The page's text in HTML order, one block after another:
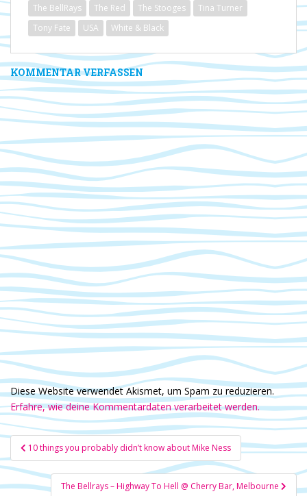
The BellRays
The Red The Stooges
Tina Turner
Tony Fate
USA White & Black
KOMMENTAR VERFASSEN
Diese Website verwendet Akismet, um Spam zu reduzieren.
Erfahre, wie deine Kommentardaten verarbeitet werden.
Beitragsnavigation
10 things you probably didn’t know about Mike Ness
The Bellrays – Highway To Hell @ Cherry Bar, Melbourne